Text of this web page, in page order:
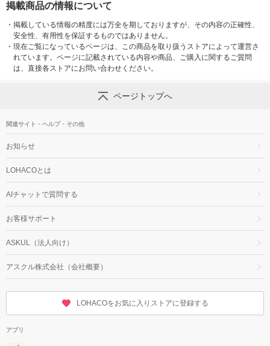
掲載商品の情報について
・ 掲載している情報の精度には万全を期しておりますが、その内容の正確性、
安全性、有用性を保証するものではありません。
・ 現在ご覧になっているページは、この商品を取り扱うストアによって運営さ
れています。ページに記載されている内容や商品、ご購入に関するご質問
は、直接各ストアにお問い合わせください。
ページトップへ
関連サイト・ヘルプ・その他
お知らせ
LOHACOとは
AIチャットで質問する
お客様サポート
ASKUL（法人向け）
アスクル株式会社（会社概要）
LOHACOをお気に入りストアに登録する
アプリ